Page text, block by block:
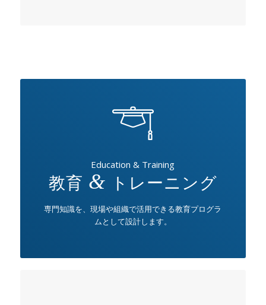
Education & Training
教育 & トレーニング
専門知識を、現場や組織で活用できる教育プログラ
ムとして設計します。